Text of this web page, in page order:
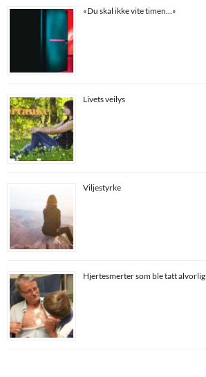
«Du skal ikke vite timen…»
Livets veilys
Viljestyrke
Hjertesmerter som ble tatt alvorlig